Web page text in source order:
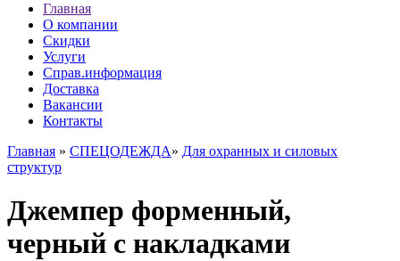
Главная
О компании
Скидки
Услуги
Справ.информация
Доставка
Вакансии
Контакты
Главная » СПЕЦОДЕЖДА» Для охранных и силовых
структур
Джемпер форменный,
черный с накладками